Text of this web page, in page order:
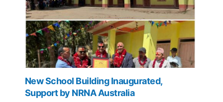
New School Building Inaugurated,
Support by NRNA Australia